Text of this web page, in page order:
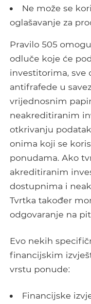
Ne može se
oglašavanje za
Pravilo 505
odluče koje će
investitorima, sve
antifrafede u
vrijednosnim
neakreditiranim
otkrivanju
onima koji se
ponudama. Ako
akreditiranim
dostupnima i
Tvrtka također
odgovaranje na
Evo nekih
financijskim
vrstu ponude:
Financijske